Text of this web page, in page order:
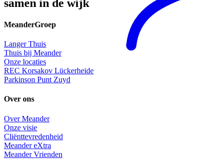
samen in de wijk
MeanderGroep
Langer Thuis
Thuis bij Meander
Onze locaties
REC Korsakov Lückerheide
Parkinson Punt Zuyd
Over ons
Over Meander
Onze visie
Cliënttevredenheid
Meander eXtra
Meander Vrienden